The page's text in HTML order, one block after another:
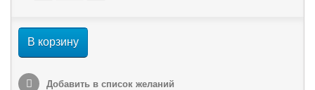
В корзину
Добавить в список желаний